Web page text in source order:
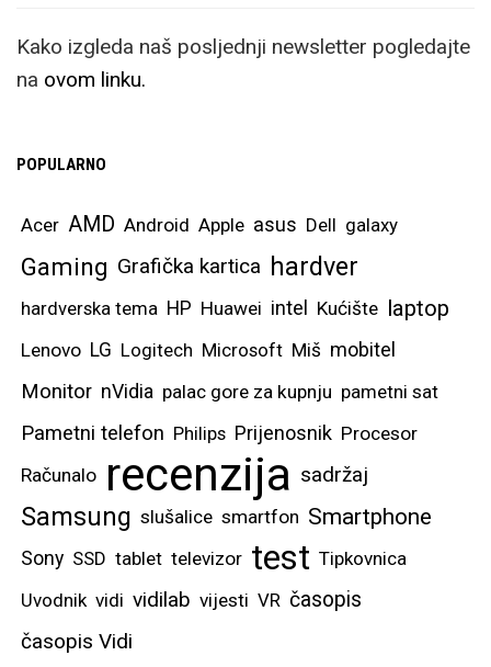
Kako izgleda naš posljednji newsletter pogledajte
na ovom linku.
POPULARNO
Acer AMD Android Apple asus Dell galaxy
Gaming Grafička kartica hardver
hardverska tema HP Huawei intel Kućište laptop
Lenovo LG Logitech Microsoft Miš mobitel
Monitor nVidia palac gore za kupnju pametni sat
Pametni telefon Philips Prijenosnik Procesor
Računalo recenzija sadržaj
Samsung slušalice smartfon Smartphone
Sony SSD tablet televizor test Tipkovnica
Uvodnik vidi vidilab vijesti VR časopis
časopis Vidi